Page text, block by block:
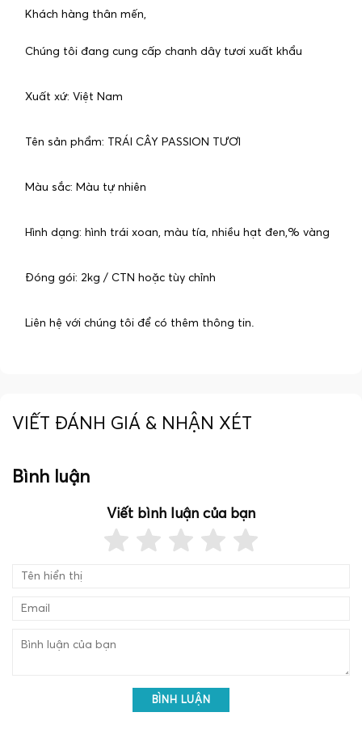
Khách hàng thân mến,
Chúng tôi đang cung cấp chanh dây tươi xuất khẩu
Xuất xứ: Việt Nam
Tên sản phẩm: TRÁI CÂY PASSION TƯƠI
Màu sắc: Màu tự nhiên
Hình dạng: hình trái xoan, màu tía, nhiều hạt đen,% vàng
Đóng gói: 2kg / CTN hoặc tùy chỉnh
Liên hệ với chúng tôi để có thêm thông tin.
VIẾT ĐÁNH GIÁ & NHẬN XÉT
Bình luận
Viết bình luận của bạn
BÌNH LUẬN